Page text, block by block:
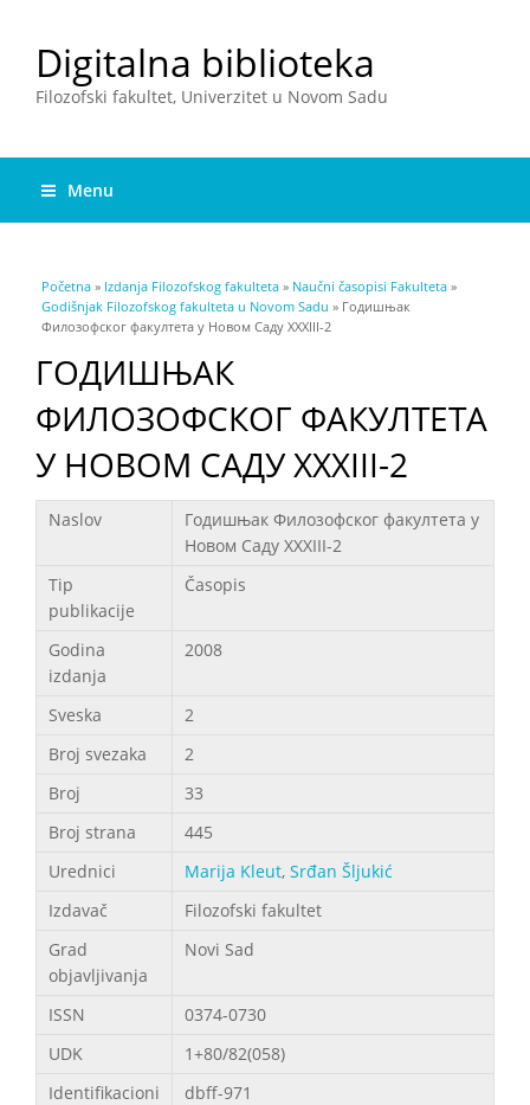
Digitalna biblioteka
Filozofski fakultet, Univerzitet u Novom Sadu
Menu
You are here
Početna » Izdanja Filozofskog fakulteta » Naučni časopisi Fakulteta »
Godišnjak Filozofskog fakulteta u Novom Sadu » Годишњак
Филозофског факултета у Новом Саду XXXIII-2
ГОДИШЊАК
ФИЛОЗОФСКОГ ФАКУЛТЕТА
У НОВОМ САДУ XXXIII-2
Podaci
Naslov
Годишњак Филозофског факултета у
Новом Саду XXXIII-2
Tip
publikacije
Časopis
Godina
izdanja
2008
Sveska
2
Broj svezaka
2
Broj
33
Broj strana
445
Urednici
Marija Kleut, Srđan Šljukić
Izdavač
Filozofski fakultet
Grad
objavljivanja
Novi Sad
ISSN
0374-0730
UDK
1+80/82(058)
Identifikacioni
dbff-971